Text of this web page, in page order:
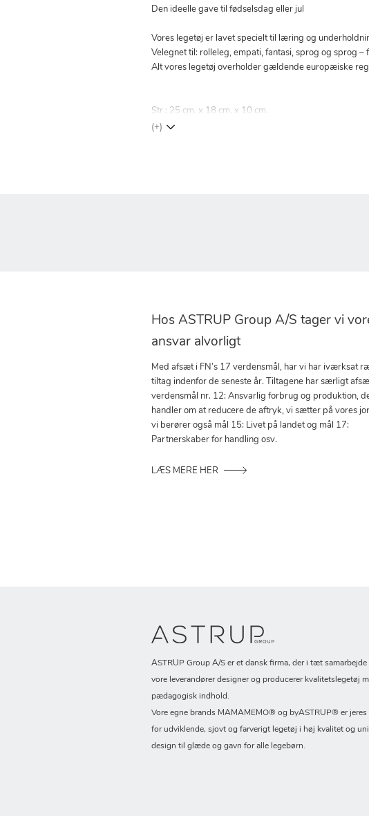
Den ideelle gave til fødselsdag eller jul
Vores legetøj er lavet specielt til læring og
Velegnet til: rolleleg, empati, fantasi, sprog og sprog –
Alt vores legetøj overholder gældende europæiske
Str.: 25 cm. x 18 cm. x 10 cm.
(+)
Hos ASTRUP Group A/S tager vi
ansvar alvorligt
Med afsæt i FN’s 17 verdensmål, har vi har iværksat
tiltag indenfor de seneste år. Tiltagene har særligt
verdensmål nr. 12: Ansvarlig forbrug og produktion,
handler om at reducere de aftryk, vi sætter på vores
vi berører også mål 15: Livet på landet og mål 17:
Partnerskaber for handling osv.
LÆS MERE HER
ASTRUP Group A/S er et dansk firma, der i tæt samarbejde
vore leverandører designer og producerer kvalitetslegetøj
pædagogisk indhold.
Vore egne brands MAMAMEMO® og byASTRUP® er jeres
for udviklende, sjovt og farverigt legetøj i høj kvalitet og
design til glæde og gavn for alle legebørn.